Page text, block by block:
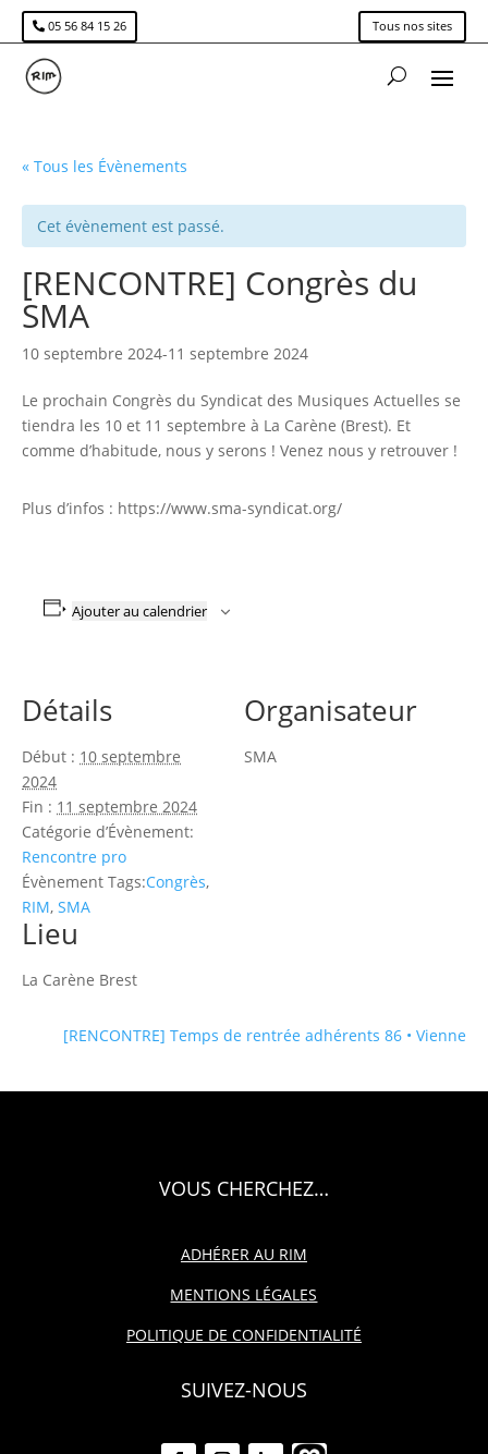
05 56 84 15 26 Tous nos sites
« Tous les Évènements
Cet évènement est passé.
[RENCONTRE] Congrès du
SMA
10 septembre 2024-11 septembre 2024
Le prochain Congrès du Syndicat des Musiques Actuelles se
tiendra les 10 et 11 septembre à La Carène (Brest). Et
comme d’habitude, nous y serons ! Venez nous y retrouver !
Plus d’infos : https://www.sma-syndicat.org/
Ajouter au calendrier
Détails
Début : 10 septembre
2024
Fin : 11 septembre 2024
Catégorie d’Évènement:
Rencontre pro
Évènement Tags:Congrès,
RIM, SMA
Lieu
La Carène Brest
Organisateur
SMA
[RENCONTRE] Temps de rentrée adhérents 86 • Vienne
VOUS CHERCHEZ…
ADHÉRER AU RIM
MENTIONS LÉGALES
POLITIQUE DE CONFIDENTIALITÉ
SUIVEZ-NOUS